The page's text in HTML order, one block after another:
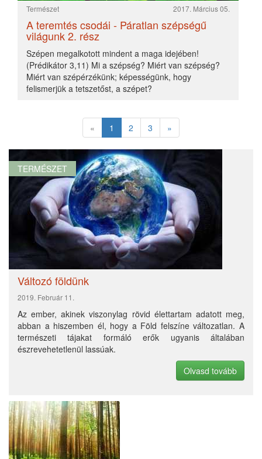
A teremtés csodái - Páratlan szépségű világunk 1. rész
2017. Március 04.
Csodálatosan megteremtve 2. rész
2019. Február 26.